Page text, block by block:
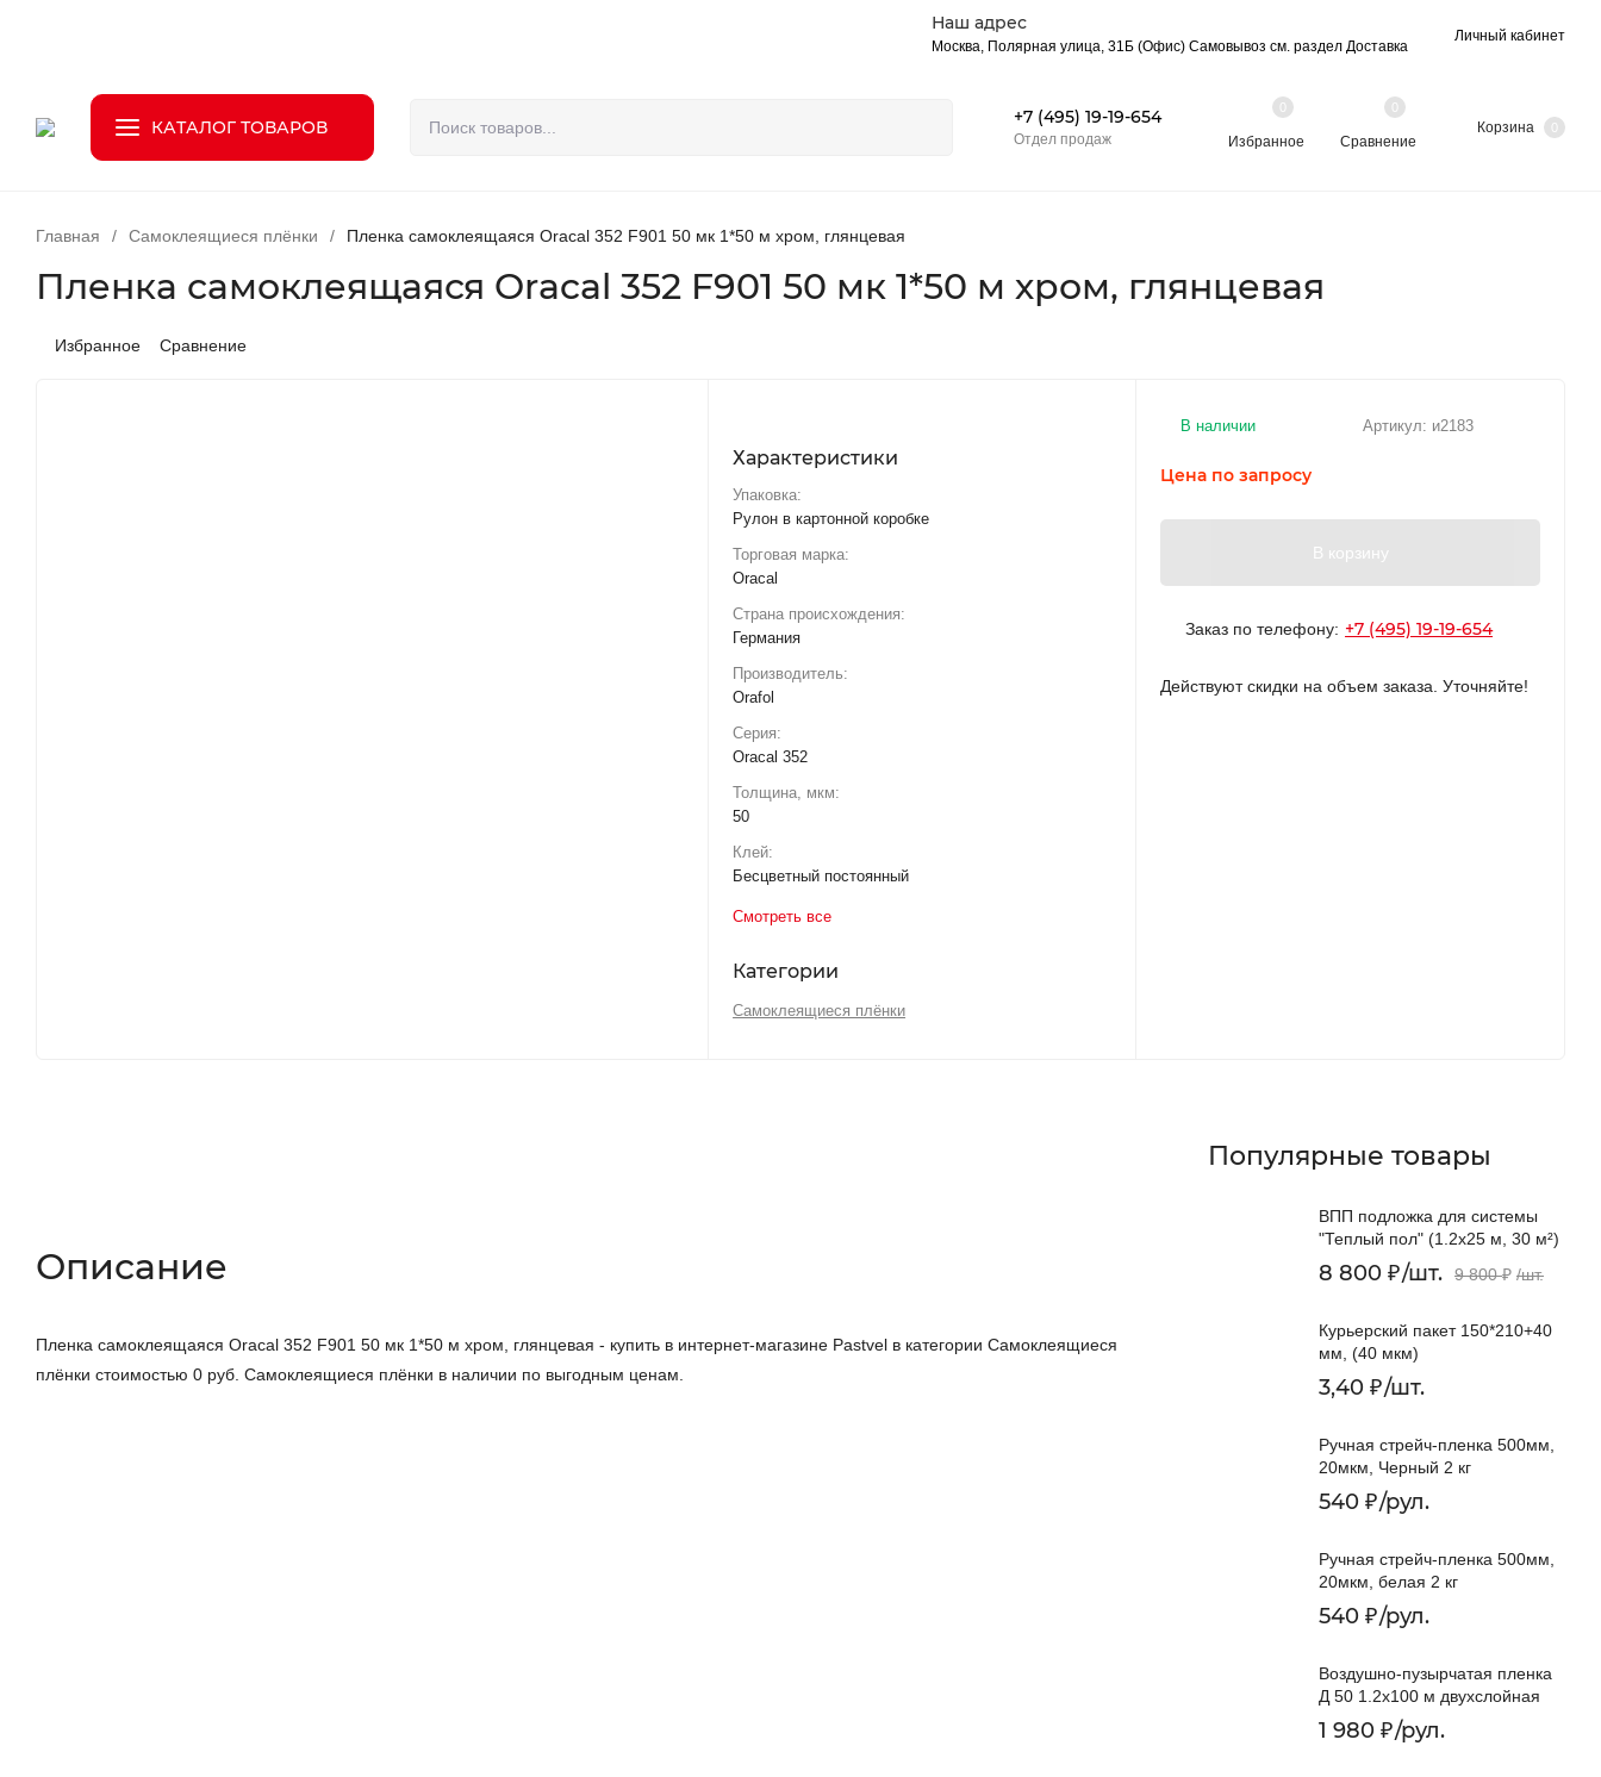
Наш адрес
Москва, Полярная улица, 31Б (Офис) Самовывоз см. раздел Доставка
Личный кабинет
КАТАЛОГ ТОВАРОВ +7 (495) 19-19-654
Отдел продаж Избранное
0
Сравнение
0
Корзина 0
Главная / Самоклеящиеся плёнки / Пленка самоклеящаяся Oracal 352 F901 50 мк 1*50 м хром, глянцевая
Пленка самоклеящаяся Oracal 352 F901 50 мк 1*50 м хром, глянцевая
Избранное Сравнение
Характеристики
Упаковка:
Рулон в картонной коробке
Торговая марка:
Oracal
Страна происхождения:
Германия
Производитель:
Orafol
Серия:
Oracal 352
Толщина, мкм:
50
Клей:
Бесцветный постоянный
Смотреть все
Категории
Самоклеящиеся плёнки
Артикул: и2183
В наличии
Цена по запросу
В корзину
Заказ по телефону: +7 (495) 19-19-654
Действуют скидки на объем заказа. Уточняйте!
Описание
Пленка самоклеящаяся Oracal 352 F901 50 мк 1*50 м хром, глянцевая - купить в интернет-магазине Pastvel в категории Самоклеящиеся
плёнки стоимостью 0 руб. Самоклеящиеся плёнки в наличии по выгодным ценам.
Популярные товары
ВПП подложка для системы
"Теплый пол" (1.2х25 м, 30 м²)
8 800 ₽/шт. 9 800 ₽ /шт.
Курьерский пакет 150*210+40
мм, (40 мкм)
3,40 ₽/шт.
Ручная стрейч-пленка 500мм,
20мкм, Черный 2 кг
540 ₽/рул.
Ручная стрейч-пленка 500мм,
20мкм, белая 2 кг
540 ₽/рул.
Воздушно-пузырчатая пленка
Д 50 1.2x100 м двухслойная
1 980 ₽/рул.